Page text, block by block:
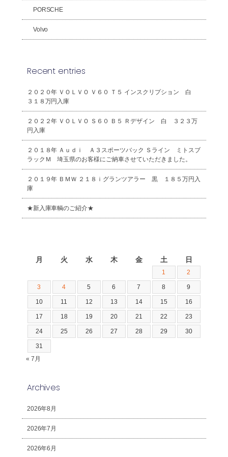
PORSCHE
Volvo
Recent entries
２０２０年 ＶＯＬＶＯ Ｖ６０ Ｔ５ インスクリプション 白
３１８万円入庫
２０２２年 ＶＯＬＶＯ Ｓ６０ Ｂ５ Ｒデザイン 白 ３２３万
円入庫
２０１８年 Ａｕｄｉ Ａ３スポーツバック Ｓライン ミトスブ
ラックＭ 埼玉県のお客様にご納車させていただきました。
２０１９年 ＢＭＷ ２１８ｉグランツアラー 黒 １８５万円入
庫
★新入庫車輌のご紹介★
月 火 水 木 金 土 日
1 2
3 4 5 6 7 8 9
10 11 12 13 14 15 16
17 18 19 20 21 22 23
24 25 26 27 28 29 30
31
« 7月
Archives
2026年8月
2026年7月
2026年6月